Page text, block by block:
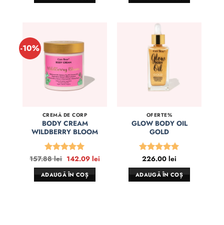
123.64 lei. 168.00 lei.
-10%
CREMĂ DE CORP
BODY CREAM
WILDBERRY BLOOM
Evaluat la
5din 5
157.88lei Prețul
inițial
a
fost:
157.88 lei.
142.09 leiPrețul
curent
142.09 lei.
ADAUGĂ ÎN COȘ
OFERTE%
GLOW BODY OIL
GOLD
Evaluat la
5din 5
226.00 lei
ADAUGĂ ÎN COȘ